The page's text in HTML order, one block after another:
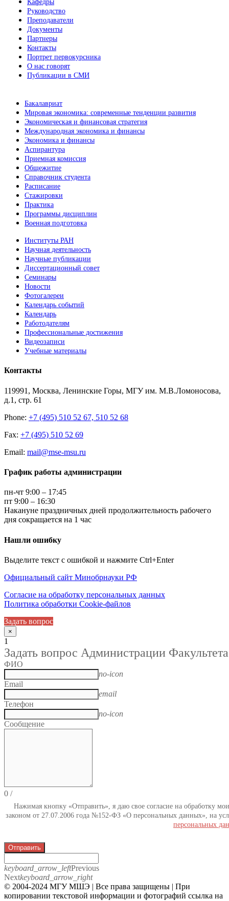
Кафедры
Руководство
Преподаватели
Документы
Партнеры
Контакты
Портрет первокурсника
О нас говорят
Публикации в СМИ
Бакалавриат
Мировая экономика: современные тенденции развития
Экономическая и финансовая стратегия
Международная экономика и финансы
Экономика и финансы
Аспирантура
Приемная комиссия
Общежитие
Справочник студента
Расписание
Стажировки
Практика
Программы дисциплин
Военная подготовка
Институты РАН
Научная деятельность
Научные публикации
Диссертационный совет
Семинары
Новости
Фотогалереи
Календарь событий
Календарь
Работодателям
Профессиональные достижения
Видеозаписи
Учебные материалы
Контакты
119991, Москва, Ленинские Горы, МГУ им. М.В.Ломоносова,
д.1, стр. 61
Phone: +7 (495) 510 52 67, 510 52 68
Fax: +7 (495) 510 52 69
Email: mail@mse-msu.ru
График работы администрации
пн-чт 9:00 – 17:45
пт 9:00 – 16:30
Накануне праздничных дней продолжительность рабочего
дня сокращается на 1 час
Нашли ошибку
Выделите текст с ошибкой и нажмите Ctrl+Enter
Официальный сайт Минобрнауки РФ
Согласие на обработку персональных данных
Политика обработки Cookie-файлов
Задать вопрос
×
1
Задать вопрос Администрации Факультета
ФИО
no-icon
Email
email
Телефон
no-icon
Сообщение
0 /
Нажимая кнопку «Отправить», я даю свое согласие на обработку
законом от 27.07.2006 года №152-ФЗ «О персональных данных», на
персональных
Отправить
keyboard_arrow_leftPrevious
Nextkeyboard_arrow_right
© 2004-2024 МГУ МШЭ | Все права защищены | При
копировании текстовой информации и фотографий ссылка на